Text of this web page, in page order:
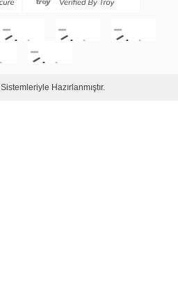
Sistemleriyle Hazırlanmıştır.